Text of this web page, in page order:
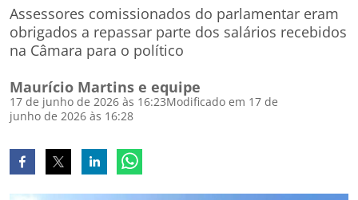
Assessores comissionados do parlamentar eram
obrigados a repassar parte dos salários recebidos
na Câmara para o político
Maurício Martins e equipe
17 de junho de 2026 às 16:23Modificado em 17 de
junho de 2026 às 16:28